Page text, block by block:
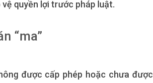
quyền lợi trước pháp luật.
“ma”
được cấp phép hoặc chưa được